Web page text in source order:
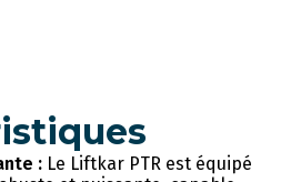
: Le Liftkar PTR est équipé